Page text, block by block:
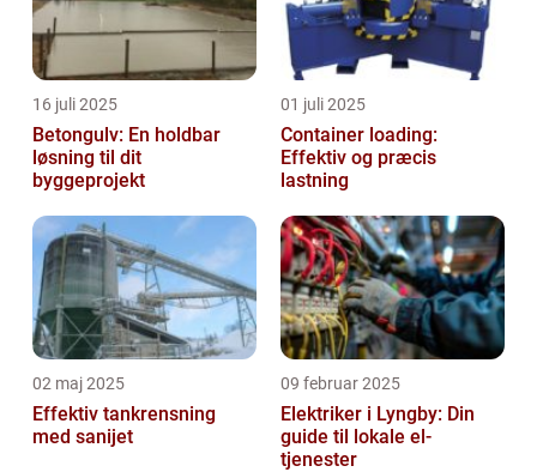
16 juli 2025
Betongulv: En holdbar
løsning til dit
byggeprojekt
01 juli 2025
Container loading:
Effektiv og præcis
lastning
02 maj 2025
Effektiv tankrensning
med sanijet
09 februar 2025
Elektriker i Lyngby: Din
guide til lokale el-
tjenester